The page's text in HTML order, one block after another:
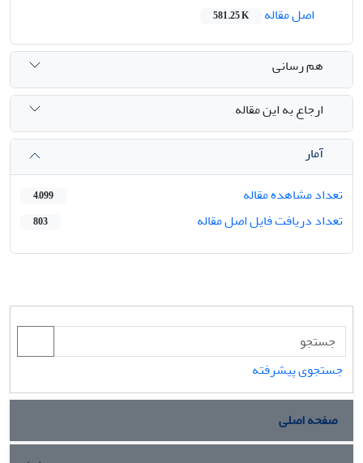
اصل مقاله
581.25 K
هم رسانی
ارجاع به این مقاله
آمار
تعداد مشاهده مقاله
4,099
تعداد دریافت فایل اصل مقاله 803
جستجوی پیشرفته
صفحه اصلی